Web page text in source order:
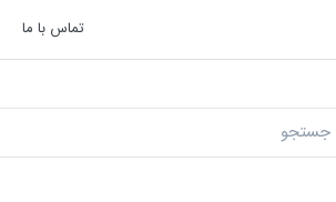
تماس با ما